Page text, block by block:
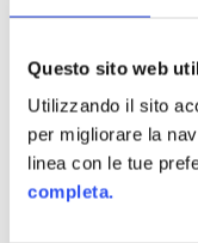
Questo sito web
Utilizzando il sito
per migliorare la
linea con le tue
completa.
non è il
l’Earner. Gli
caratterizzati
necessari per
acquisito il